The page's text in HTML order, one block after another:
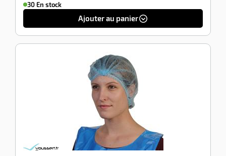
30 En stock
Ajouter au panier